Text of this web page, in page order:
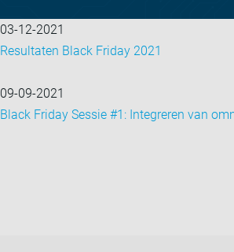
03-12-2021
Resultaten Black Friday 2021
09-09-2021
Black Friday Sessie #1: Integreren van